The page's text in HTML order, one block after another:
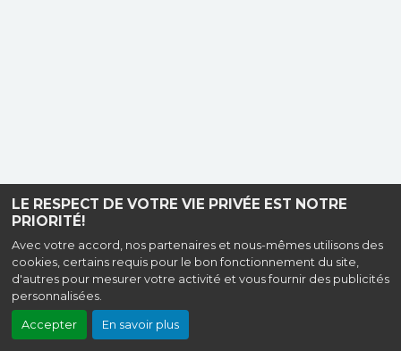
LE RESPECT DE VOTRE VIE PRIVÉE EST NOTRE
PRIORITÉ!
Avec votre accord, nos partenaires et nous-mêmes utilisons des
cookies, certains requis pour le bon fonctionnement du site,
d'autres pour mesurer votre activité et vous fournir des publicités
personnalisées.
Accepter En savoir plus